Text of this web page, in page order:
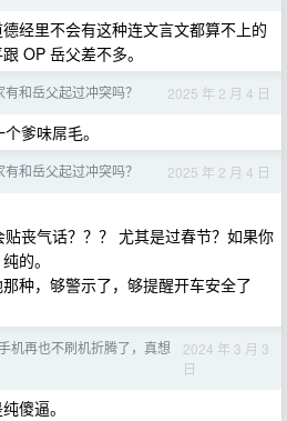
经里不会有这种连文言文都算不上的
OP 岳父差不多。
有和岳父起过冲突吗？ 2025 年 2 月 4 日
爹味屌毛。
有和岳父起过冲突吗？ 2025 年 2 月 4 日
丧气话？？？ 尤其是过春节？如果你
的。
种，够警示了，够提醒开车安全了
机再也不刷机折腾了，真想
2024 年 3 月 3
日
傻逼。